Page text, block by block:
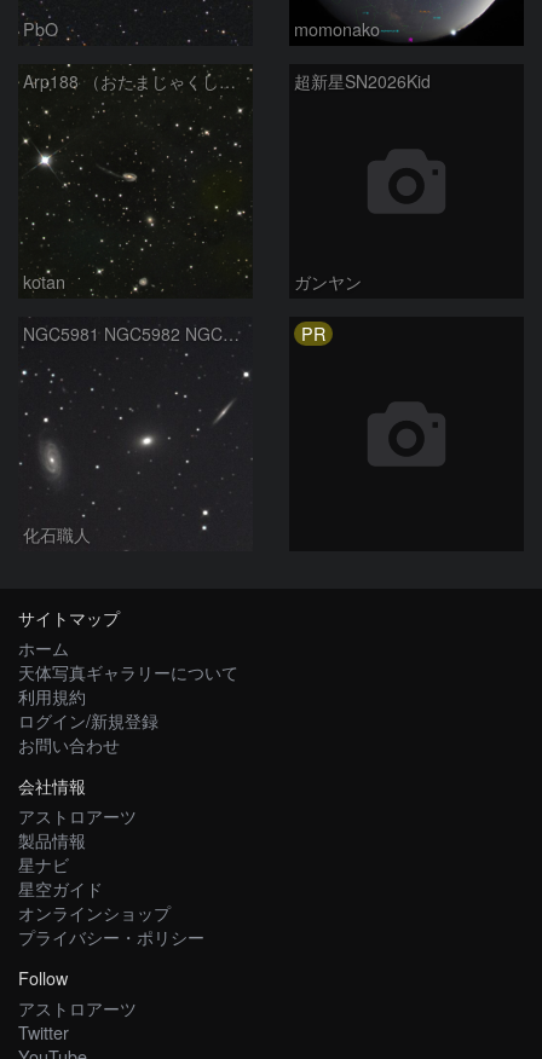
PbO momonako
Arp188 （おたまじゃくし銀河 りゅう座）
kotan
超新星SN2026Kid
ガンヤン
NGC5981 NGC5982 NGC5985 りゅう座
化石職人
PR
サイトマップ
ホーム
天体写真ギャラリーについて
利用規約
ログイン/新規登録
お問い合わせ
会社情報
アストロアーツ
製品情報
星ナビ
星空ガイド
オンラインショップ
プライバシー・ポリシー
Follow
アストロアーツ
Twitter